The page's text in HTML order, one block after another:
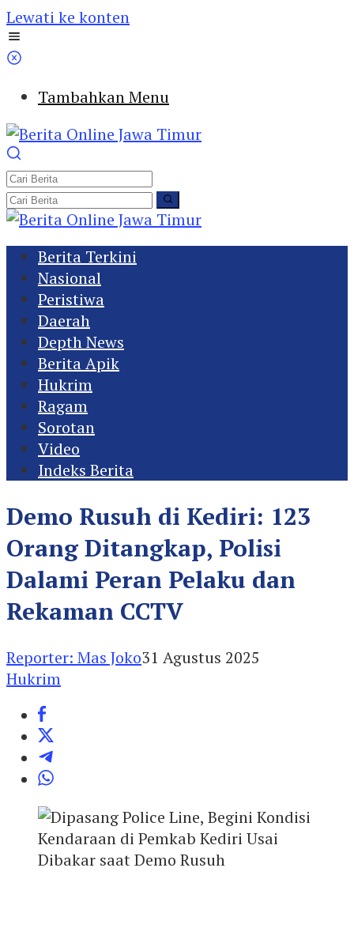
Lewati ke konten
Tambahkan Menu
Berita Terkini
Nasional
Peristiwa
Daerah
Depth News
Berita Apik
Hukrim
Ragam
Sorotan
Video
Indeks Berita
Demo Rusuh di Kediri: 123
Orang Ditangkap, Polisi
Dalami Peran Pelaku dan
Rekaman CCTV
Reporter: Mas Joko31 Agustus 2025
Hukrim